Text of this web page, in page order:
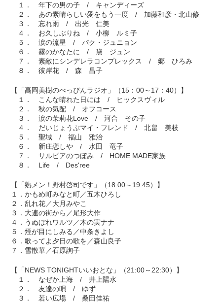
１． 年下の男の子 / キャンディーズ
２． あの素晴らしい愛をもう一度 / 加藤和彦・北山修
３． 忘れ雨 / 出光 仁美
４． お久しぶりね / 小柳 ルミ子
５． 涙の流星 / パク・ジュニョン
６． 霧のかなたに / 黛 ジュン
７． 素敵にシンデレラコンプレックス / 郷 ひろみ
８． 彼岸花 / 森 昌子
【「髙岡美樹のべっぴんラジオ」（15：00～17：40）】
１． こんな晴れた日には / ヒックスヴィル
２． 秋の気配 / オフコース
３． 涙の茉莉花Love / 河合 その子
４． だいじょうぶマイ・フレンド / 北畠 美枝
５． 聖域 / 福山 雅治
６． 新庄恋しや / 水田 竜子
７． サルビアのつぼみ / HOME MADE家族
８． Life / Des'ree
【「熟メン！野村啓司です」（18:00～19:45）】
１．かもめ町みなと町／五木ひろし
２．乱れ花／大月みやこ
３．大連の街から／尾形大作
４．うぬぼれワルツ／木の実ナナ
５．煙が目にしみる／中条きよし
６．歌ってよ夕日の歌を／森山良子
７．雪散華／石原詢子
【「NEWS TONIGHTいいおとな」（21:00～22:30）】
１． なぜか上海 / 井上陽水
２． 友達の唄 / ゆず
３． 若い広場 / 桑田佳祐